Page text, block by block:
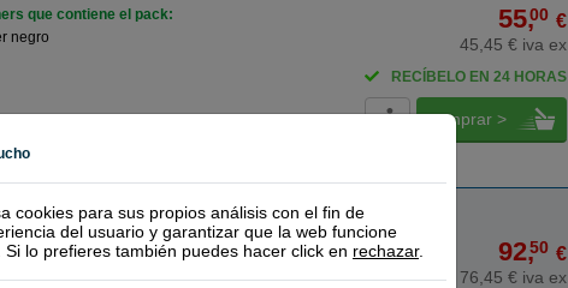
que contiene el pack:
negro
55,00 €
45,45 € iva ex
RECÍBELO EN 24 HORAS
comprar >
que contiene el pack:
negro XL
92,50 €
76,45 € iva ex
cookies para sus propios análisis con el fin de
del usuario y garantizar que la web funcione
lo prefieres también puedes hacer click en rechazar.